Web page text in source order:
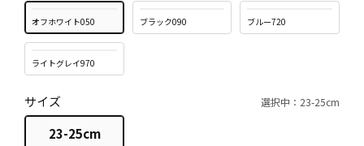
オフホワイト050 ブラック090 ブルー720
ライトグレイ970
サイズ 選択中：23-25cm
23-25cm